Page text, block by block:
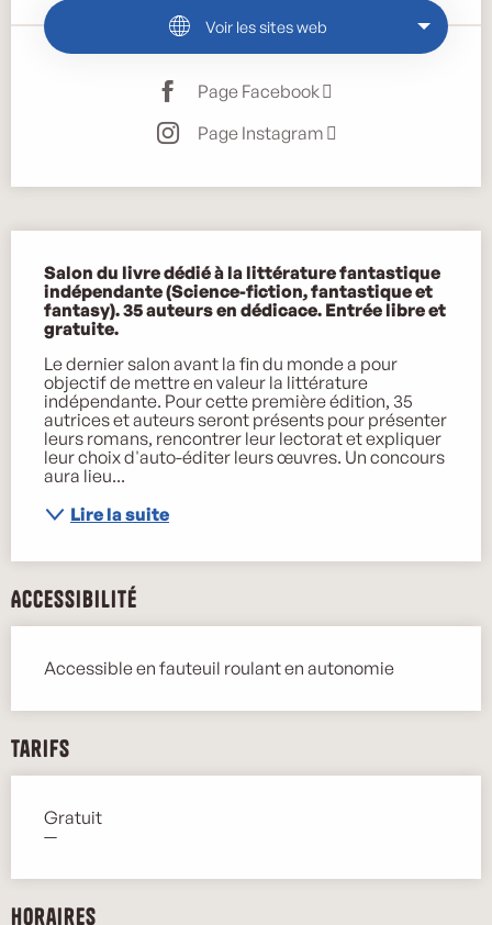
Voir les sites web
Page Facebook
Page Instagram
Salon du livre dédié à la littérature fantastique
indépendante (Science-fiction, fantastique et
fantasy). 35 auteurs en dédicace. Entrée libre et
gratuite.
Le dernier salon avant la fin du monde a pour
objectif de mettre en valeur la littérature
indépendante. Pour cette première édition, 35
autrices et auteurs seront présents pour présenter
leurs romans, rencontrer leur lectorat et expliquer
leur choix d'auto-éditer leurs œuvres. Un concours
aura lieu...
Lire la suite
Accessibilité
Accessible en fauteuil roulant en autonomie
Tarifs
Gratuit
—
Horaires